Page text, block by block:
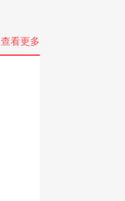
查看更多